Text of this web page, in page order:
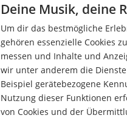
Sofort bezahlen
Über Klarna
Sofortüberweisung
Wenn du mit Klarna
ganz ohne
Lastschrift
Deine Musik, deine
Um dir das bestmögliche
gehören essenzielle Cookies
messen und Inhalte und
wir unter anderem die
Beispiel gerätebezogene
Nutzung dieser Funktionen
von Cookies und der